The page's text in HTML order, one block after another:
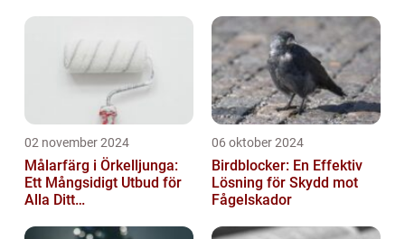
02 november 2024
Målarfärg i Örkelljunga:
Ett Mångsidigt Utbud för
Alla Ditt
06 oktober 2024
Birdblocker: En Effektiv
Lösning för Skydd mot
Fågelskador